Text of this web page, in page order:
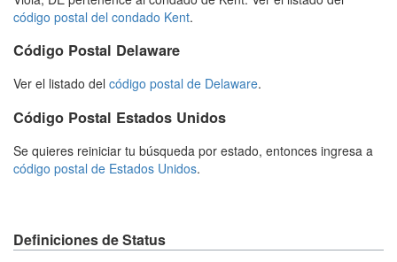
código postal del condado Kent.
Código Postal Delaware
Ver el listado del código postal de Delaware.
Código Postal Estados Unidos
Se quieres reiniciar tu búsqueda por estado, entonces ingresa a
código postal de Estados Unidos.
Definiciones de Status